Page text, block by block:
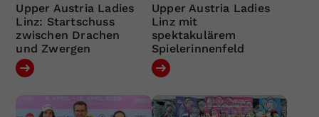
Upper Austria Ladies
Linz: Startschuss
zwischen Drachen
und Zwergen
Upper Austria Ladies
Linz mit
spektakulärem
Spielerinnenfeld